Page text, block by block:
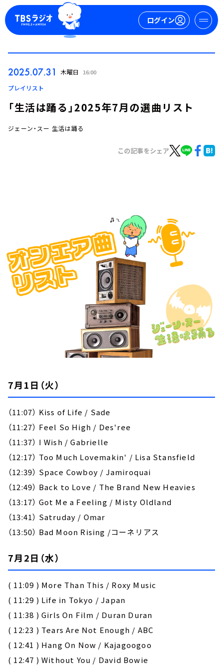
ログイン
イベント・グッズ
YouTube
会社情報
2025.07.31 木曜日 16:00
プレイリスト
「生活は踊る」2025年7月の選曲リスト
ジェーン・スー 生活は踊る
この記事をシェア
7月1日（火）
（11:07） Kiss of Life / Sade
（11:27） Feel So High / Des'ree
（11:37） I Wish / Gabrielle
（12:17） Too Much Lovemakin' / Lisa Stansfield
（12:39） Space Cowboy / Jamiroquai
（12:49） Back to Love / The Brand New Heavies
（13:17） Got Me a Feeling / Misty Oldland
（13:41） Satruday / Omar
（13:50） Bad Moon Rising /コーネリアス
7月2日（水）
( 11:09 ) More Than This / Roxy Music
( 11:29 ) Life in Tokyo / Japan
( 11:38 ) Girls On Film / Duran Duran
( 12:23 ) Tears Are Not Enough / ABC
( 12:41 ) Hang On Now / Kajagoogoo
( 12:47 ) Without You / David Bowie